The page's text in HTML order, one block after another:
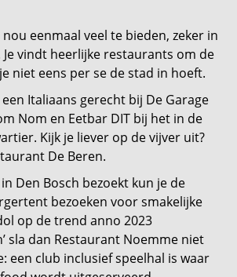
eenmaal veel te bieden, zeker in
Je vindt heerlijke restaurants om de
niet eens per se de stad in hoeft.
Italiaans gerecht bij De Garage
Nom en Eetbar DIT bij het in de
Kijk je liever op de vijver uit?
De Beren.
Den Bosch bezoekt kun je de
bezoeken voor smakelijke
op de trend anno 2023
sla dan Restaurant Noemme niet
een club inclusief speelhal is waar